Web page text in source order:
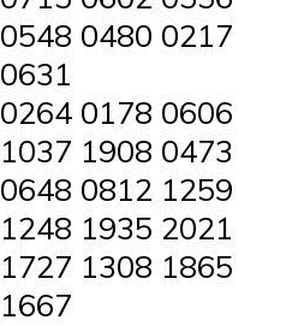
0548 0480 0217
0631
0264 0178 0606
1037 1908 0473
0648 0812 1259
1248 1935 2021
1727 1308 1865
1667